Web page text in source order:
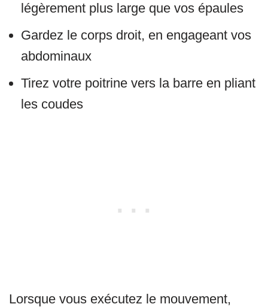
légèrement plus large que vos épaules
Gardez le corps droit, en engageant vos
abdominaux
Tirez votre poitrine vers la barre en pliant
les coudes
Lorsque vous exécutez le mouvement,